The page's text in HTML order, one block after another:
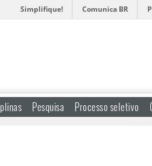
Simplifique! Comunica BR
Pesquisa Processo seletivo